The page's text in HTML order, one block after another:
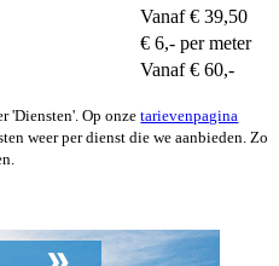
Vanaf € 39,50
€ 6,- per meter
Vanaf € 60,-
'Diensten'. Op onzetarievenpagina
weer per dienst die we aanbieden. Zo